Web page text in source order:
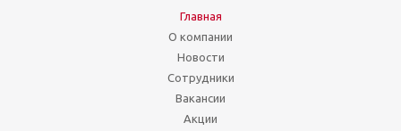
Главная
О компании
Новости
Сотрудники
Вакансии
Акции